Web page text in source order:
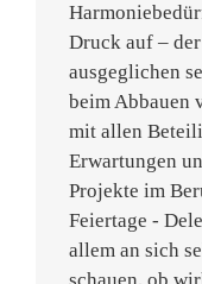
Druck auf –
ausgeglichen
beim Abbauen
mit allen
Erwartungen
Projekte im
Feiertage -
allem an sich